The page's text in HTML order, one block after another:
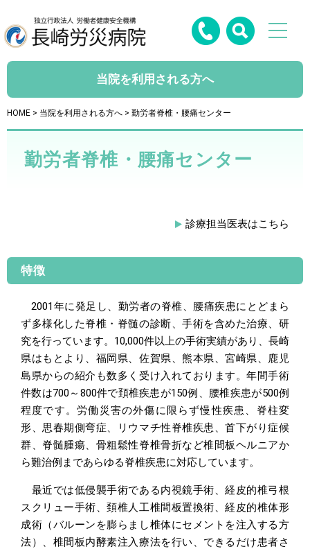
当院を利用される方へ
HOME > 当院を利用される方へ > 勤労者脊椎・腰痛センター
勤労者脊椎・腰痛センター
診療担当医表はこちら
特徴
2001年に発足し、勤労者の脊椎、腰痛疾患にとどまら
ず多様化した脊椎・脊髄の診断、手術を含めた治療、研
究を行っています。10,000件以上の手術実績があり、長崎
県はもとより、福岡県、佐賀県、熊本県、宮崎県、鹿児
島県からの紹介も数多く受け入れております。年間手術
件数は700～800件で頚椎疾患が150例、腰椎疾患が500例
程度です。労働災害の外傷に限らず慢性疾患、脊柱変
形、思春期側弯症、リウマチ性脊椎疾患、首下がり症候
群、脊髄腫瘍、骨粗鬆性脊椎骨折など椎間板ヘルニアか
ら難治例まであらゆる脊椎疾患に対応しています。
最近では低侵襲手術である内視鏡手術、経皮的椎弓根
スクリュー手術、頚椎人工椎間板置換術、経皮的椎体形
成術（バルーンを膨らまし椎体にセメントを注入する方
法）、椎間板内酵素注入療法を行い、できるだけ患者さ